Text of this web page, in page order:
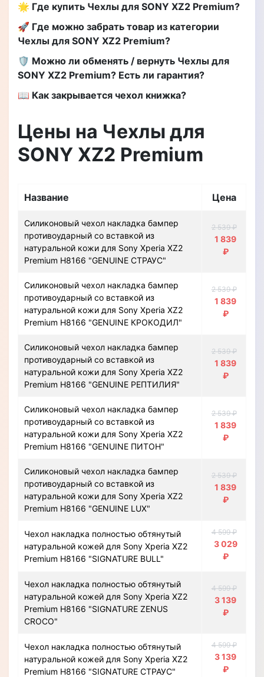
🌟 Где купить Чехлы для SONY XZ2 Premium?
🚀 Где можно забрать товар из категории
Чехлы для SONY XZ2 Premium?
🛡️ Можно ли обменять / вернуть Чехлы для
SONY XZ2 Premium? Есть ли гарантия?
📖 Как закрывается чехол книжка?
Цены на Чехлы для
SONY XZ2 Premium
Название Цена
Силиконовый чехол накладка бампер
противоударный со вставкой из
натуральной кожи для Sony Xperia XZ2
Premium H8166 "GENUINE СТРАУС"
2 539 ₽
1 839
₽
Силиконовый чехол накладка бампер
противоударный со вставкой из
натуральной кожи для Sony Xperia XZ2
Premium H8166 "GENUINE КРОКОДИЛ"
2 539 ₽
1 839
₽
Силиконовый чехол накладка бампер
противоударный со вставкой из
натуральной кожи для Sony Xperia XZ2
Premium H8166 "GENUINE РЕПТИЛИЯ"
2 539 ₽
1 839
₽
Силиконовый чехол накладка бампер
противоударный со вставкой из
натуральной кожи для Sony Xperia XZ2
Premium H8166 "GENUINE ПИТОН"
2 539 ₽
1 839
₽
Силиконовый чехол накладка бампер
противоударный со вставкой из
натуральной кожи для Sony Xperia XZ2
Premium H8166 "GENUINE LUX"
2 539 ₽
1 839
₽
Чехол накладка полностью обтянутый
натуральной кожей для Sony Xperia XZ2
Premium H8166 "SIGNATURE BULL"
4 599 ₽
3 029
₽
Чехол накладка полностью обтянутый
натуральной кожей для Sony Xperia XZ2
Premium H8166 "SIGNATURE ZENUS
CROCO"
4 599 ₽
3 139
₽
Чехол накладка полностью обтянутый
натуральной кожей для Sony Xperia XZ2
Premium H8166 "SIGNATURE СТРАУС"
4 599 ₽
3 139
₽